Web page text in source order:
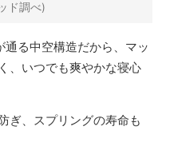
ド調べ)
通る中空構造だから、マッ
、いつでも爽やかな寝心
ぎ、スプリングの寿命も